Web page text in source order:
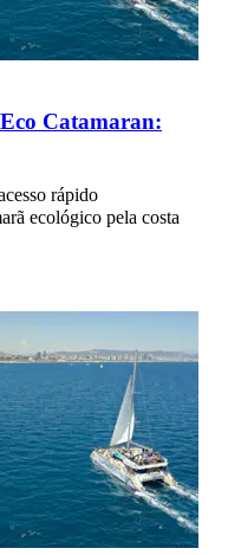
Catamaran:
rápido
ecológico pela costa